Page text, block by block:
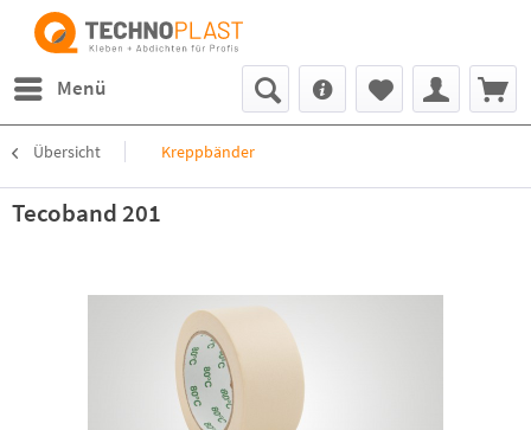
Menü
Übersicht Kreppbänder
Tecoband 201